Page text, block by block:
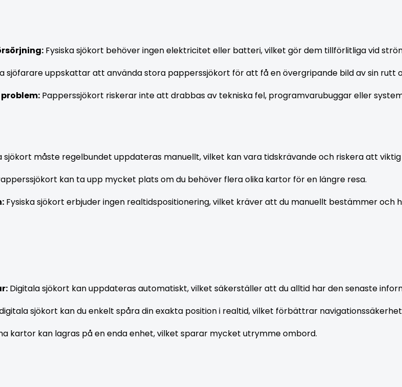
Fysiska sjökort behöver ingen elektricitet eller batteri, vilket gör dem tillförlitliga vid
sjöfarare uppskattar att använda stora papperssjökort för att få en övergripande bild av sin rutt
Papperssjökort riskerar inte att drabbas av tekniska fel, programvarubuggar eller
sjökort måste regelbundet uppdateras manuellt, vilket kan vara tidskrävande och riskera att
kan ta upp mycket plats om du behöver flera olika kartor för en längre resa.
Fysiska sjökort erbjuder ingen realtidspositionering, vilket kräver att du manuellt bestämmer och
Digitala sjökort kan uppdateras automatiskt, vilket säkerställer att du alltid har den senaste
sjökort kan du enkelt spåra din exakta position i realtid, vilket förbättrar
kartor kan lagras på en enda enhet, vilket sparar mycket utrymme ombord.